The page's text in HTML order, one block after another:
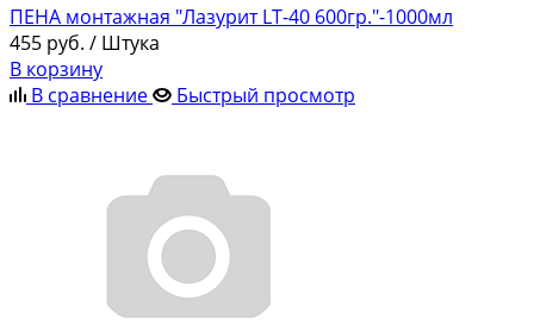
ПЕНА монтажная "Лазурит LT-40 600гр."-1000мл
455 руб. / Штука
В корзину
В сравнение
Быстрый просмотр